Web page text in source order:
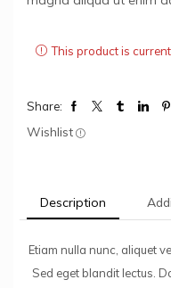
This product is
Share:
Wishlist
Description
Etiam nulla nunc, aliquet
Sed eget blandit lectus.